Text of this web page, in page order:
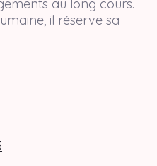
au long cours.
il réserve sa